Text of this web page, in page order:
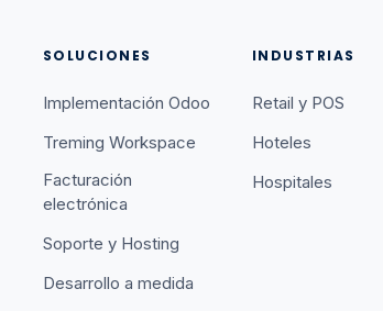
SOLUCIONES
Implementación Odoo
Treming Workspace
Facturación
electrónica
Soporte y Hosting
Desarrollo a medida
INDUSTRIAS
Retail y POS
Hoteles
Hospitales